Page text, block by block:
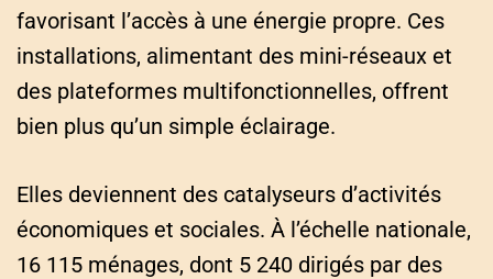
favorisant l’accès à une énergie propre. Ces
installations, alimentant des mini-réseaux et
des plateformes multifonctionnelles, offrent
bien plus qu’un simple éclairage.
Elles deviennent des catalyseurs d’activités
économiques et sociales. À l’échelle nationale,
16 115 ménages, dont 5 240 dirigés par des